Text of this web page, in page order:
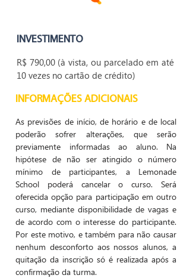
INVESTIMENTO
R$ 790,00 (à vista, ou parcelado em até
10 vezes no cartão de crédito)
INFORMAÇÕES ADICIONAIS
As previsões de início, de horário e de local
poderão sofrer alterações, que serão
previamente informadas ao aluno. Na
hipótese de não ser atingido o número
mínimo de participantes, a Lemonade
School poderá cancelar o curso. Será
oferecida opção para participação em outro
curso, mediante disponibilidade de vagas e
de acordo com o interesse do participante.
Por este motivo, e também para não causar
nenhum desconforto aos nossos alunos, a
quitação da inscrição só é realizada após a
confirmação da turma.